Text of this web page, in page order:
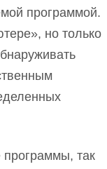
программой.
но только
программы, так